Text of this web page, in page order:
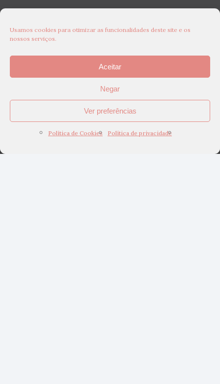
Usamos cookies para otimizar as funcionalidades deste site e os
nossos serviços.
Aceitar
Negar
Ver preferências
Política de Cookies Política de privacidade